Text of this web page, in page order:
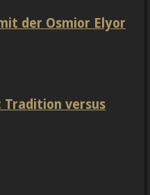
der Osmior Elyor
Tradition versus